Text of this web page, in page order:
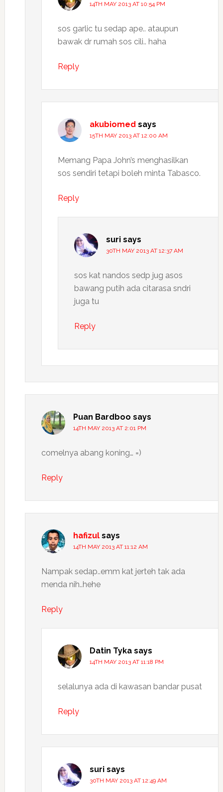
14TH MAY 2013 AT 10:54 PM
sos garlic tu sedap ape.. ataupun
bawak dr rumah sos cili.. haha
Reply
akubiomed says
15TH MAY 2013 AT 12:00 AM
Memang Papa John’s menghasilkan
sos sendiri tetapi boleh minta Tabasco.
Reply
suri says
30TH MAY 2013 AT 12:37 AM
sos kat nandos sedp jug asos
bawang putih ada citarasa sndri
juga tu
Reply
Puan Bardboo says
14TH MAY 2013 AT 2:01 PM
comelnya abang koning… =)
Reply
hafizul says
14TH MAY 2013 AT 11:12 AM
Nampak sedap..emm kat jerteh tak ada
menda nih..hehe
Reply
Datin Tyka says
14TH MAY 2013 AT 11:18 PM
selalunya ada di kawasan bandar pusat
Reply
suri says
30TH MAY 2013 AT 12:49 AM